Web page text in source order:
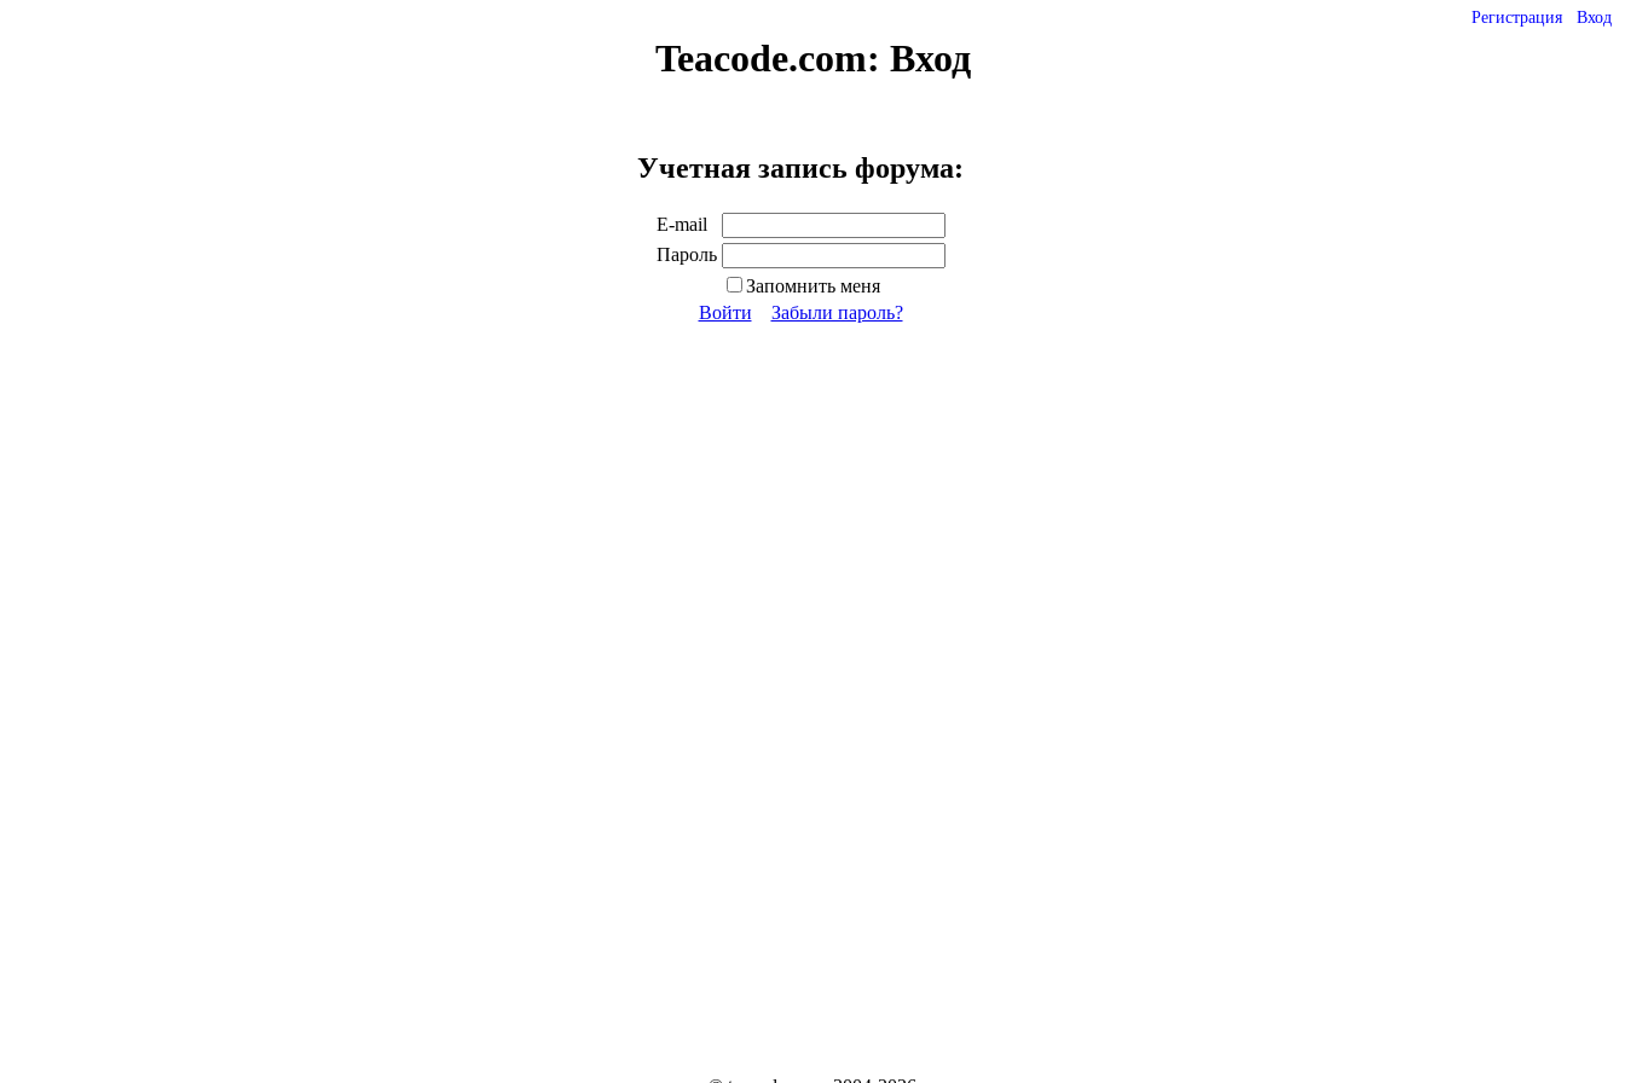
Регистрация Вход
Teacode.com: Вход
Учетная запись форума:
E-mail
Пароль
Запомнить меня
Войти
Забыли пароль?